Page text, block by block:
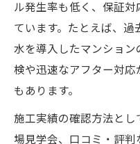
ル発生率も低く、保証
ています。たとえば、
水を導入したマンショ
検や迅速なアフター対
もあります。
施工実績の確認方法と
場見学会、口コミ・評